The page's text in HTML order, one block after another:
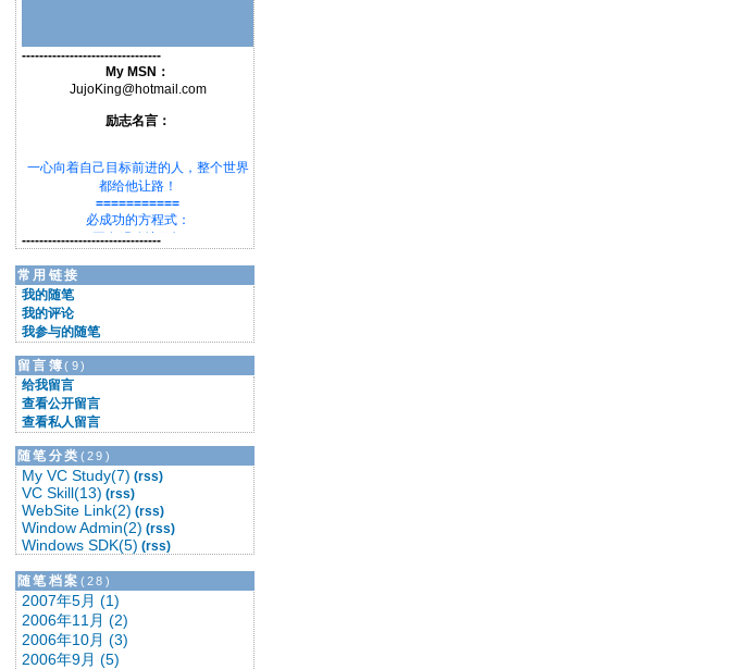
--------------------------------
My MSN：
JujoKing@hotmail.com
励志名言：
一心向着自己目标前进的人，整个世界
都给他让路！
===========
必成功的方程式：
★要有明确地目标★
★要有详细的计划★
★要立刻采取行动★
★要修正你的行动★
===========
改变能改变的，接受不能改变的。
===========
--------------------------------
常用链接
我的随笔
我的评论
我参与的随笔
留言簿(9)
给我留言
查看公开留言
查看私人留言
随笔分类 (29)
My VC Study(7) (rss)
VC Skill(13) (rss)
WebSite Link(2) (rss)
Window Admin(2) (rss)
Windows SDK(5) (rss)
随笔档案 (28)
2007年5月 (1)
2006年11月 (2)
2006年10月 (3)
2006年9月 (5)